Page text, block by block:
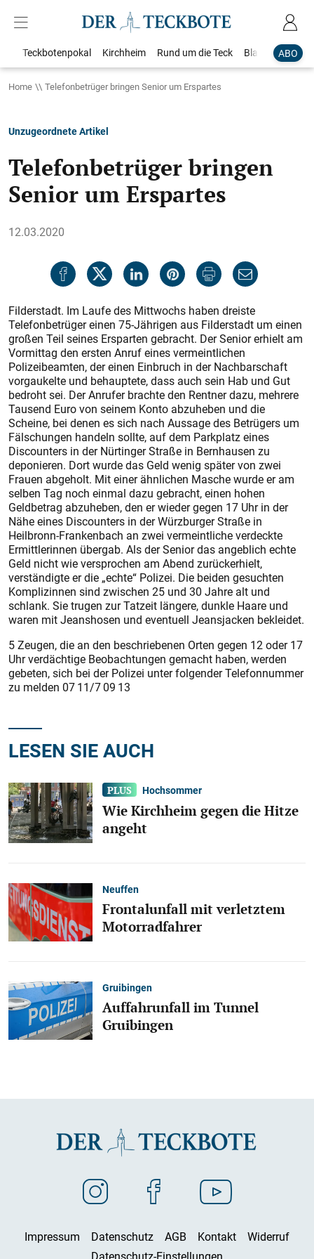
ABO
Teckbotenpokal Kirchheim Rund um die Teck Blaulicht
Home Telefonbetrüger bringen Senior um Erspartes
Unzugeordnete Artikel
Telefonbetrüger bringen
Senior um Erspartes
12.03.2020
Filderstadt. Im Laufe des Mittwochs haben dreiste
Telefonbetrüger einen 75-Jährigen aus Filderstadt um einen
großen Teil seines Ersparten gebracht. Der Senior erhielt am
Vormittag den ersten Anruf eines vermeintlichen
Polizeibeamten, der einen Einbruch in der Nachbarschaft
vorgaukelte und behauptete, dass auch sein Hab und Gut
bedroht sei. Der Anrufer brachte den Rentner dazu, mehrere
Tausend Euro von seinem Konto abzuheben und die
Scheine, bei denen es sich nach Aussage des Betrügers um
Fälschungen handeln sollte, auf dem Parkplatz eines
Discounters in der Nürtinger Straße in Bernhausen zu
deponieren. Dort wurde das Geld wenig später von zwei
Frauen abgeholt. Mit einer ähnlichen Masche wurde er am
selben Tag noch einmal dazu gebracht, einen hohen
Geldbetrag abzuheben, den er wieder gegen 17 Uhr in der
Nähe eines Discounters in der Würzburger Straße in
Heilbronn-Frankenbach an zwei vermeintliche verdeckte
Ermittlerinnen übergab. Als der Senior das angeblich echte
Geld nicht wie versprochen am Abend zurückerhielt,
verständigte er die „echte“ Polizei. Die beiden gesuchten
Komplizinnen sind zwischen 25 und 30 Jahre alt und
schlank. Sie trugen zur Tatzeit längere, dunkle Haare und
waren mit Jeanshosen und eventuell Jeansjacken bekleidet.
5 Zeugen, die an den beschriebenen Orten gegen 12 oder 17
Uhr verdächtige Beobachtungen gemacht haben, werden
gebeten, sich bei der Polizei unter folgender Telefonnummer
zu melden 07 11/7 09 13
LESEN SIE AUCH
Hochsommer
Wie Kirchheim gegen die Hitze
angeht
Neuffen
Frontalunfall mit verletztem
Motorradfahrer
Gruibingen
Auffahrunfall im Tunnel
Gruibingen
Impressum Datenschutz AGB Kontakt
Widerruf